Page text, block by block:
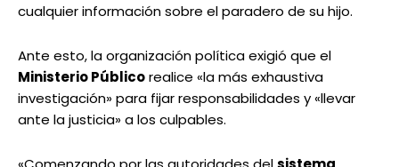
cualquier información sobre el paradero de su hijo.
Ante esto, la organización política exigió que el
Ministerio Públicorealice «la más exhaustiva
investigación» para fijar responsabilidades y «llevar
ante la justicia» a los culpables.